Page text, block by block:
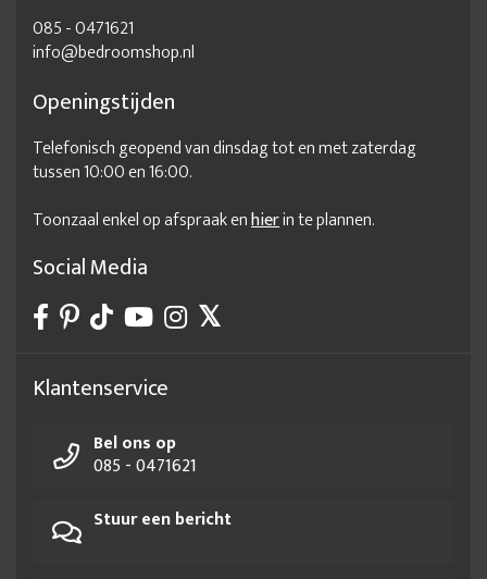
085 - 0471621
info@bedroomshop.nl
Openingstijden
Telefonisch geopend van dinsdag tot en met zaterdag
tussen 10:00 en 16:00.
Toonzaal enkel op afspraak enhierin te plannen.
Social Media
Klantenservice
Bel ons op
085 - 0471621
Stuur een bericht